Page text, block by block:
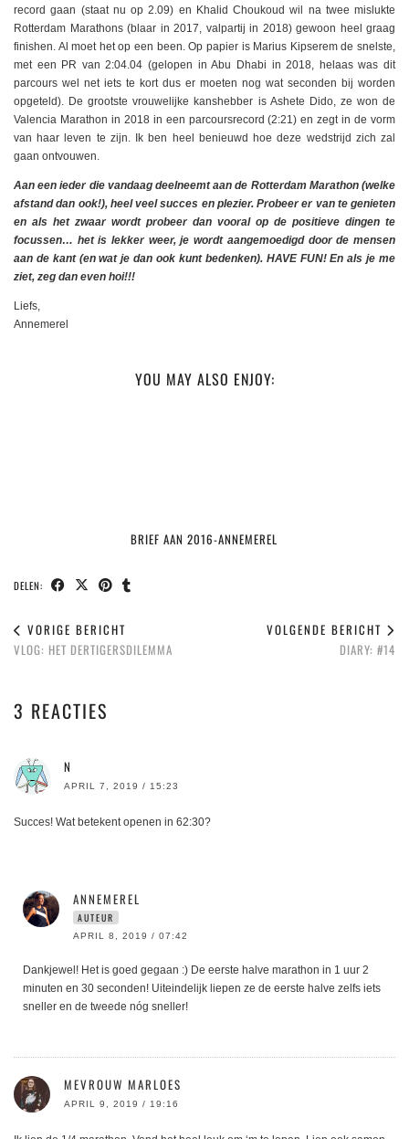
record gaan (staat nu op 2.09) en Khalid Choukoud wil na twee mislukte
Rotterdam Marathons (blaar in 2017, valpartij in 2018) gewoon heel graag
finishen. Al moet het op een been. Op papier is Marius Kipserem de snelste,
met een PR van 2:04.04 (gelopen in Abu Dhabi in 2018, helaas was dit
parcours wel net iets te kort dus er moeten nog wat seconden bij worden
opgeteld). De grootste vrouwelijke kanshebber is Ashete Dido, ze won de
Valencia Marathon in 2018 in een parcoursrecord (2:21) en zegt in de vorm
van haar leven te zijn. Ik ben heel benieuwd hoe deze wedstrijd zich zal
gaan ontvouwen.
Aan een ieder die vandaag deelneemt aan de Rotterdam Marathon (welke
afstand dan ook!), heel veel succes en plezier. Probeer er van te genieten
en als het zwaar wordt probeer dan vooral op de positieve dingen te
focussen… het is lekker weer, je wordt aangemoedigd door de mensen
aan de kant (en wat je dan ook kunt bedenken). HAVE FUN! En als je me
ziet, zeg dan even hoi!!!
Liefs,
Annemerel
YOU MAY ALSO ENJOY:
BRIEF AAN 2016-ANNEMEREL
DELEN:
VORIGE BERICHT
VLOG: HET DERTIGERSDILEMMA
VOLGENDE BERICHT
DIARY: #14
3 REACTIES
N
APRIL 7, 2019 / 15:23
Succes! Wat betekent openen in 62:30?
ANNEMEREL
AUTEUR
APRIL 8, 2019 / 07:42
Dankjewel! Het is goed gegaan :) De eerste halve marathon in 1 uur 2
minuten en 30 seconden! Uiteindelijk liepen ze de eerste halve zelfs iets
sneller en de tweede nóg sneller!
MEVROUW MARLOES
APRIL 9, 2019 / 19:16